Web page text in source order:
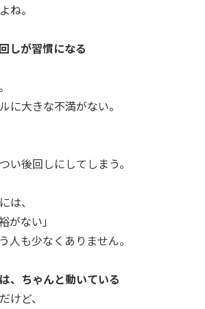
ね。
しが習慣になる
に大きな不満がない。
い後回しにしてしまう。
は、
がない」
人も少なくありません。
、ちゃんと動いている
けど、